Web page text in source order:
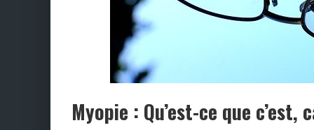
Myopie : Qu’est-ce que